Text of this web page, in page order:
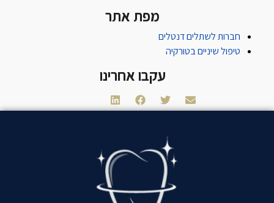
מפת אתר
חברות לשתלים דנטלים
טיפול שיניים בטורקיה
עקבו אחרינו